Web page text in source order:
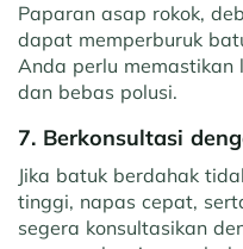
Paparan asap rokok,
dapat memperburuk
Anda perlu memastikan
dan bebas polusi.
7. Berkonsultasi
Jika batuk berdahak
tinggi, napas cepat,
segera konsultasikan